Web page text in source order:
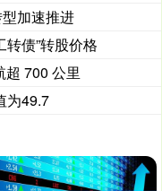
加速推进
债”转股价格
700 公里
为49.7